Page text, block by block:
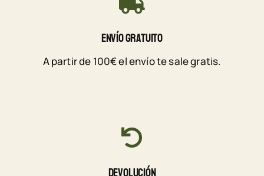
Envío Gratuito
A partir de 100€ el envío te sale gratis.
Devolución